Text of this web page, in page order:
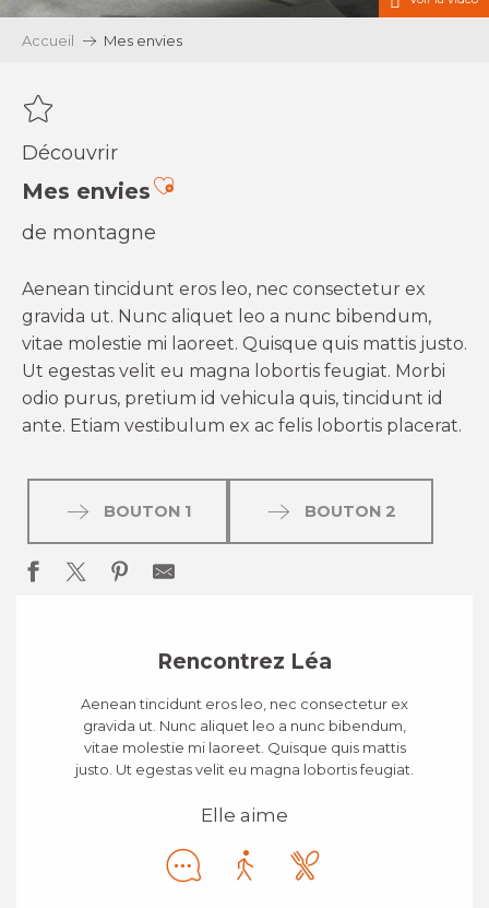
Accueil Mes envies
Découvrir
Mes enviesAjouter aux favoris
de montagne
Aenean tincidunt eros leo, nec consectetur ex
gravida ut. Nunc aliquet leo a nunc bibendum,
vitae molestie mi laoreet. Quisque quis mattis justo.
Ut egestas velit eu magna lobortis feugiat. Morbi
odio purus, pretium id vehicula quis, tincidunt id
ante. Etiam vestibulum ex ac felis lobortis placerat.
BOUTON 1 BOUTON 2
Rencontrez Léa
Aenean tincidunt eros leo, nec consectetur ex
gravida ut. Nunc aliquet leo a nunc bibendum,
vitae molestie mi laoreet. Quisque quis mattis
justo. Ut egestas velit eu magna lobortis feugiat.
Elle aime